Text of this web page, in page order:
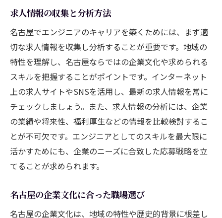
求人情報の収集と分析方法
名古屋でエンジニアのキャリアを築くためには、まず適
切な求人情報を収集し分析することが重要です。地域の
特性を理解し、名古屋ならではの企業文化や求められる
スキルを把握することがポイントです。インターネット
上の求人サイトやSNSを活用し、最新の求人情報を常に
チェックしましょう。また、求人情報の分析には、企業
の業績や将来性、福利厚生などの情報を比較検討するこ
とが不可欠です。エンジニアとしてのスキルを最大限に
活かすためにも、企業のニーズに合致した応募戦略を立
てることが求められます。
名古屋の企業文化に合った職場選び
名古屋の企業文化は、地域の特性や歴史的背景に根差し